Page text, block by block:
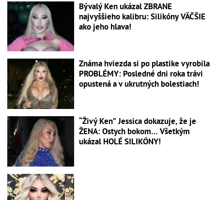
Bývalý Ken ukázal ZBRANE
najvyššieho kalibru: Silikóny VÄČŠIE
ako jeho hlava!
Známa hviezda si po plastike vyrobila
PROBLÉMY: Posledné dni roka trávi
opustená a v ukrutných bolestiach!
“Živý Ken” Jessica dokazuje, že je
ŽENA: Ostych bokom… Všetkým
ukázal HOLÉ SILIKÓNY!